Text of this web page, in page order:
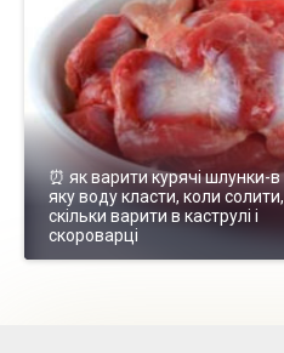
⏰ як варити курячі шлунки-в
яку воду класти, коли солити,
скільки варити в каструлі і
скороварці